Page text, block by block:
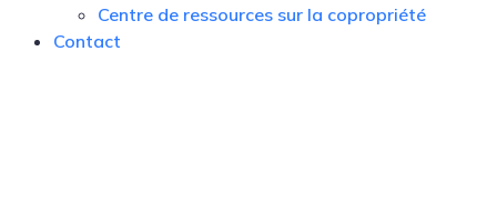
Centre de ressources sur la copropriété
Contact